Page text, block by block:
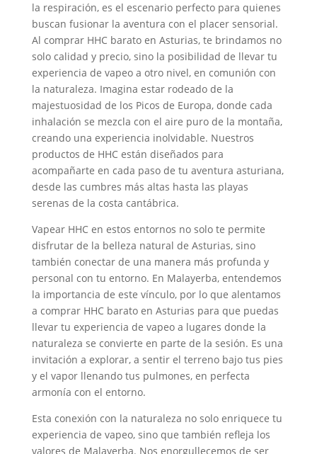
la respiración, es el escenario perfecto para quienes
buscan fusionar la aventura con el placer sensorial.
Al comprar HHC barato en Asturias, te brindamos no
solo calidad y precio, sino la posibilidad de llevar tu
experiencia de vapeo a otro nivel, en comunión con
la naturaleza. Imagina estar rodeado de la
majestuosidad de los Picos de Europa, donde cada
inhalación se mezcla con el aire puro de la montaña,
creando una experiencia inolvidable. Nuestros
productos de HHC están diseñados para
acompañarte en cada paso de tu aventura asturiana,
desde las cumbres más altas hasta las playas
serenas de la costa cantábrica.
Vapear HHC en estos entornos no solo te permite
disfrutar de la belleza natural de Asturias, sino
también conectar de una manera más profunda y
personal con tu entorno. En Malayerba, entendemos
la importancia de este vínculo, por lo que alentamos
a comprar HHC barato en Asturias para que puedas
llevar tu experiencia de vapeo a lugares donde la
naturaleza se convierte en parte de la sesión. Es una
invitación a explorar, a sentir el terreno bajo tus pies
y el vapor llenando tus pulmones, en perfecta
armonía con el entorno.
Esta conexión con la naturaleza no solo enriquece tu
experiencia de vapeo, sino que también refleja los
valores de Malayerba. Nos enorgullecemos de ser